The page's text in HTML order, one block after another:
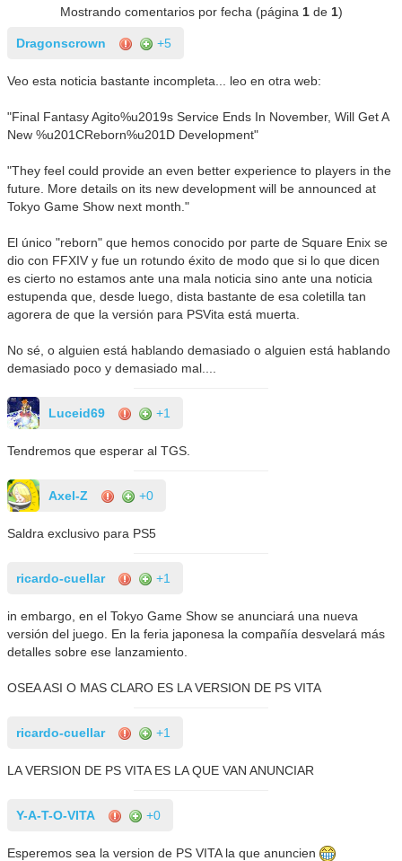
Mostrando comentarios por fecha (página 1de 1)
Dragonscrown +5
Veo esta noticia bastante incompleta... leo en otra web:
"Final Fantasy Agito%u2019s Service Ends In November, Will Get A
New %u201CReborn%u201D Development"
"They feel could provide an even better experience to players in the
future. More details on its new development will be announced at
Tokyo Game Show next month."
El único "reborn" que hemos conocido por parte de Square Enix se
dio con FFXIV y fue un rotundo éxito de modo que si lo que dicen
es cierto no estamos ante una mala noticia sino ante una noticia
estupenda que, desde luego, dista bastante de esa coletilla tan
agorera de que la versión para PSVita está muerta.
No sé, o alguien está hablando demasiado o alguien está hablando
demasiado poco y demasiado mal....
Luceid69 +1
Tendremos que esperar al TGS.
Axel-Z +0
Saldra exclusivo para PS5
ricardo-cuellar +1
in embargo, en el Tokyo Game Show se anunciará una nueva
versión del juego. En la feria japonesa la compañía desvelará más
detalles sobre ese lanzamiento.
OSEA ASI O MAS CLARO ES LA VERSION DE PS VITA
ricardo-cuellar +1
LA VERSION DE PS VITA ES LA QUE VAN ANUNCIAR
Y-A-T-O-VITA +0
Esperemos sea la version de PS VITA la que anuncien